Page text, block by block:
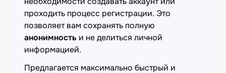
проходить процесс регистрации. Это
позволяет вам сохранять полную
анонимность и не делиться личной
информацией.
Предлагается максимально быстрый и